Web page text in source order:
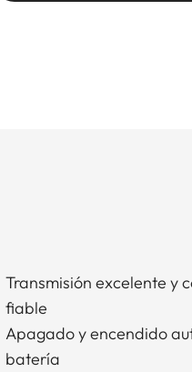
Transmisión excelente y
fiable
Apagado y encendido
batería